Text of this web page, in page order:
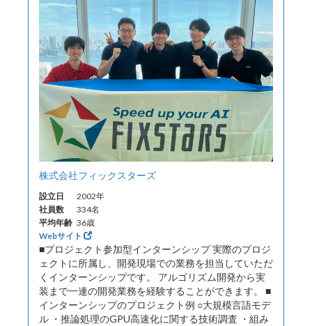
株式会社フィックスターズ
設立日
2002年
社員数
334名
平均年齢 36歳
Webサイト
■プロジェクト参加型インターンシップ 実際のプロジ
ェクトに所属し、開発現場での業務を担当していただ
くインターンシップです。 アルゴリズム開発から実
装まで一連の開発業務を経験することができます。 ■
インターンシップのプロジェクト例 ○大規模言語モデ
ル ・推論処理のGPU高速化に関する技術調査 ・組み